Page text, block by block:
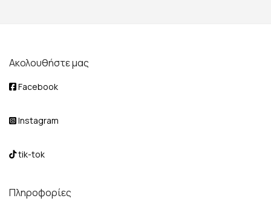
Ακολουθήστε μας
Facebook
Instagram
tik-tok
Πληροφορίες